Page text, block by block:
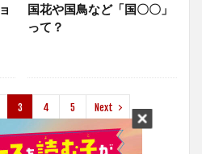
国花や国鳥など「国〇〇」
って？
3 4 5 Next